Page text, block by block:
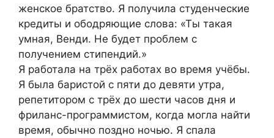
женское братство. Я получила студенческие
кредиты и ободряющие слова: «Ты такая
умная, Венди. Не будет проблем с
получением стипендий.»
Я работала на трёх работах во время учёбы.
Я была баристой с пяти до девяти утра,
репетитором с трёх до шести часов дня и
фриланс-программистом, когда могла найти
время, обычно поздно ночью. Я спала